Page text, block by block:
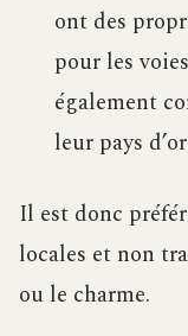
ont des
pour les
également
leur pays
Il est donc
locales et non
ou le charme.